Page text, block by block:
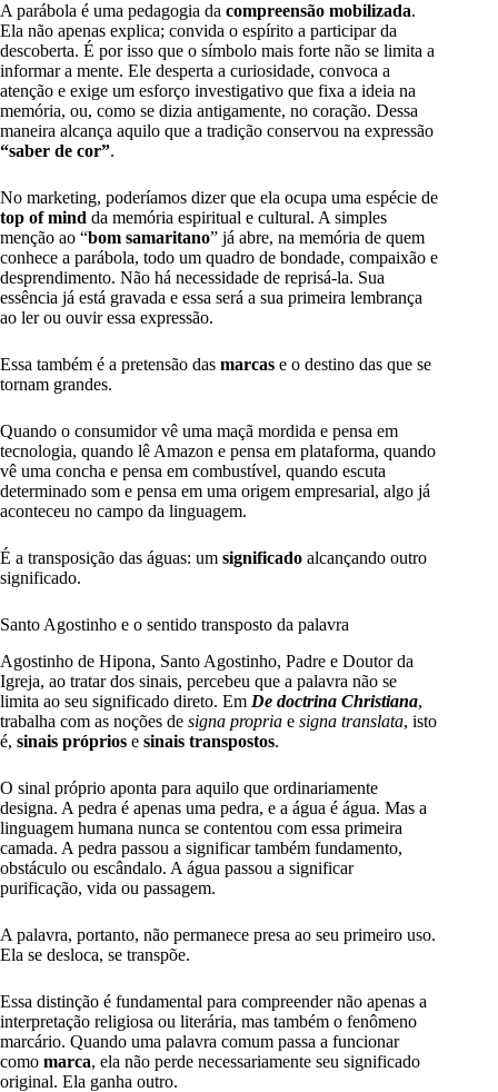
A parábola é uma pedagogia da compreensão mobilizada.
Ela não apenas explica; convida o espírito a participar da
descoberta. É por isso que o símbolo mais forte não se limita a
informar a mente. Ele desperta a curiosidade, convoca a
atenção e exige um esforço investigativo que fixa a ideia na
memória, ou, como se dizia antigamente, no coração. Dessa
maneira alcança aquilo que a tradição conservou na expressão
“saber de cor”.
No marketing, poderíamos dizer que ela ocupa uma espécie de
top of mind da memória espiritual e cultural. A simples
menção ao “bom samaritano” já abre, na memória de quem
conhece a parábola, todo um quadro de bondade, compaixão e
desprendimento. Não há necessidade de reprisá-la. Sua
essência já está gravada e essa será a sua primeira lembrança
ao ler ou ouvir essa expressão.
Essa também é a pretensão das marcas e o destino das que se
tornam grandes.
Quando o consumidor vê uma maçã mordida e pensa em
tecnologia, quando lê Amazon e pensa em plataforma, quando
vê uma concha e pensa em combustível, quando escuta
determinado som e pensa em uma origem empresarial, algo já
aconteceu no campo da linguagem.
É a transposição das águas: um significado alcançando outro
significado.
Santo Agostinho e o sentido transposto da palavra
Agostinho de Hipona, Santo Agostinho, Padre e Doutor da
Igreja, ao tratar dos sinais, percebeu que a palavra não se
limita ao seu significado direto. Em De doctrina Christiana,
trabalha com as noções de signa propria e signa translata, isto
é, sinais próprios e sinais transpostos.
O sinal próprio aponta para aquilo que ordinariamente
designa. A pedra é apenas uma pedra, e a água é água. Mas a
linguagem humana nunca se contentou com essa primeira
camada. A pedra passou a significar também fundamento,
obstáculo ou escândalo. A água passou a significar
purificação, vida ou passagem.
A palavra, portanto, não permanece presa ao seu primeiro uso.
Ela se desloca, se transpõe.
Essa distinção é fundamental para compreender não apenas a
interpretação religiosa ou literária, mas também o fenômeno
marcário. Quando uma palavra comum passa a funcionar
como marca, ela não perde necessariamente seu significado
original. Ela ganha outro.